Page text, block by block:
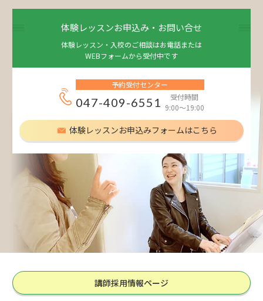
体験レッスンお申込み・お問い合せ
体験レッスン・入校のご相談はお電話または
WEBフォームから受付中です
予約受付センター
047-409-6551
受付時間
9:00～19:00
体験レッスンお申込みフォームはこちら
講師採用情報ページ